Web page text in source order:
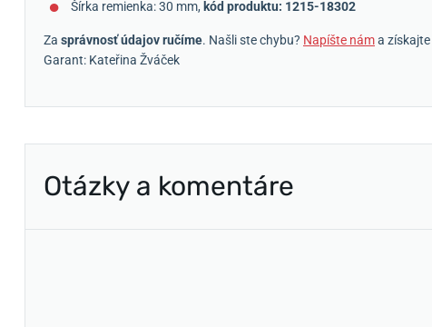
Šírka remienka: 30 mm, kód produktu: 1215-18302
Za správnosť údajov ručíme. Našli ste chybu? Napíšte náma získajte
Garant: Kateřina Žváček
Otázky a komentáre